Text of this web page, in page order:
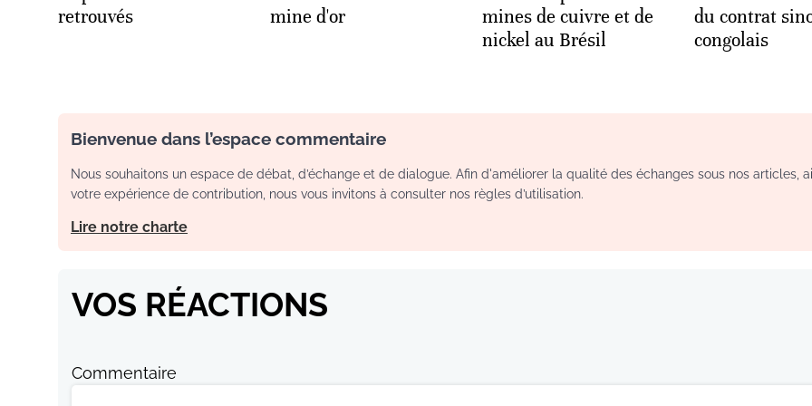
retrouvés
mine d'or
mines de cuivre et de
nickel au Brésil
du contrat
congolais
Bienvenue dans l’espace commentaire
Nous souhaitons un espace de débat, d’échange et de dialogue. Afin d'améliorer la qualité des échanges sous nos articles,
votre expérience de contribution, nous vous invitons à consulter nos règles d’utilisation.
Lire notre charte
VOS RÉACTIONS
Commentaire